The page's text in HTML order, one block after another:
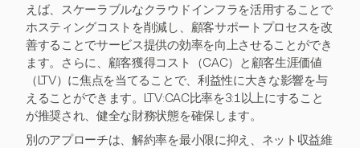
えば、スケーラブルなクラウドインフラを活用することで
ホスティングコストを削減し、顧客サポートプロセスを改
善することでサービス提供の効率を向上させることができ
ます。さらに、顧客獲得コスト（CAC）と顧客生涯価値
（LTV）に焦点を当てることで、利益性に大きな影響を与
えることができます。LTV:CAC比率を3:1以上にすること
が推奨され、健全な財務状態を確保します。
別のアプローチは、解約率を最小限に抑え、ネット収益維